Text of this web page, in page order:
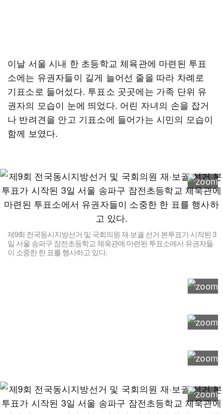
이날 서울 시내 한 초등학교 체육관에 마련된 투표
소에는 유권자들이 길게 늘어선 줄을 따라 차례로
기표소로 들어섰다. 투표소 곳곳에는 가족 단위 유
권자의 모습이 눈에 띄었다. 어린 자녀의 손을 잡거
나 반려견을 안고 기표소에 들어가는 시민의 모습이
함께 보였다.
제9회 전국동시지방선거 및 국회의원 재·보궐 선거 본투표가 시작된 3
일 서울 송파구 잠전초등학교 체욱관에 마련된 투표소에서 유권자들
이 소중한 한 표를 행사하고 있다.